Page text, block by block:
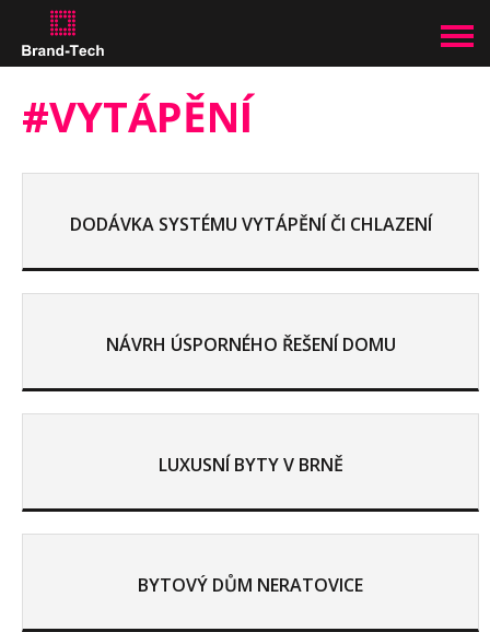
#VYTÁPĚNÍ
DODÁVKA SYSTÉMU VYTÁPĚNÍ ČI CHLAZENÍ
NÁVRH ÚSPORNÉHO ŘEŠENÍ DOMU
LUXUSNÍ BYTY V BRNĚ
BYTOVÝ DŮM NERATOVICE